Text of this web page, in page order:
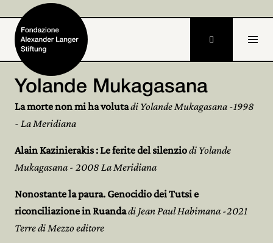
Home
Attività e progetti
Alexander Langer
Archivio

Yolande Mukagasana
La morte non mi ha volutadi Yolande Mukagasana -1998
- La Meridiana
Alain Kazinierakis : Le ferite del silenziodi Yolande
Mukagasana - 2008 La Meridiana
Nonostante la paura. Genocidio dei Tutsi e
riconciliazione in Ruandadi Jean Paul Habimana -2021
Terre di Mezzo editore